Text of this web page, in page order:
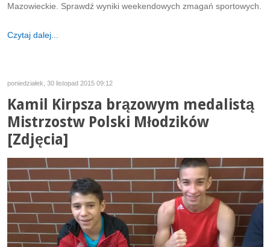
Mazowieckie. Sprawdź wyniki weekendowych zmagań sportowych.
Czytaj dalej...
poniedziałek, 30 listopad 2015 09:12
Kamil Kirpsza brązowym medalistą
Mistrzostw Polski Młodzików
[Zdjęcia]